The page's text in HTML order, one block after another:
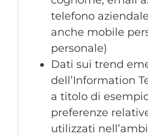
telefono
anche mobile
personale)
Dati sui trend
dell’Information
a titolo di
preferenze
utilizzati